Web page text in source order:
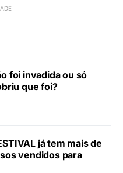
foi invadida ou só
que foi?
já tem mais de
vendidos para